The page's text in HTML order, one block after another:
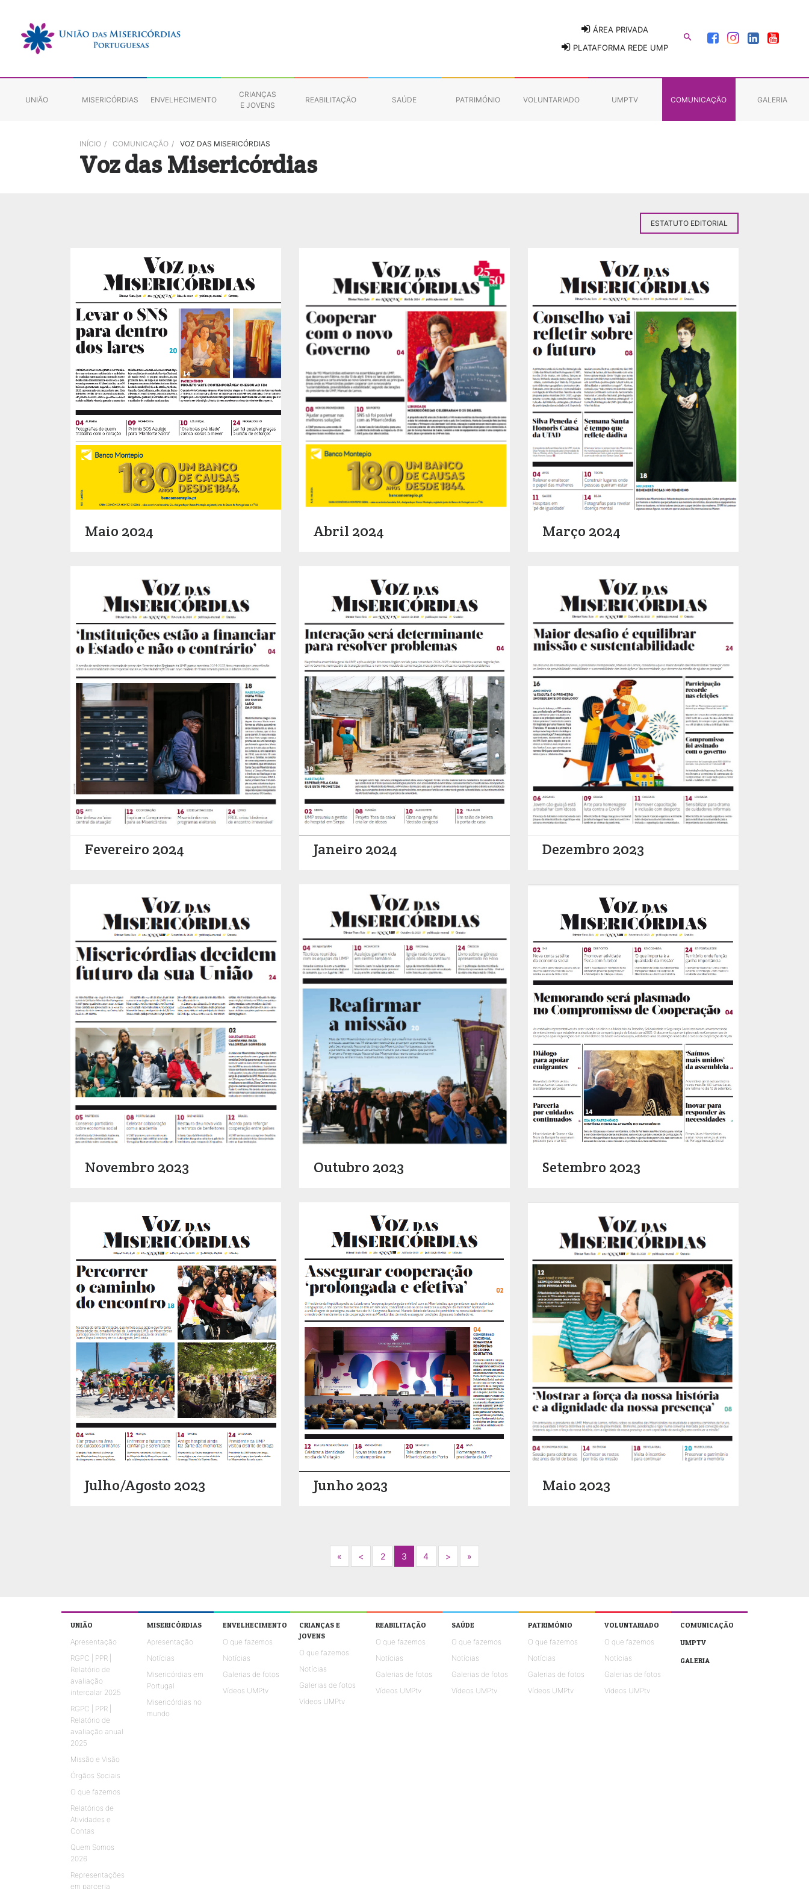
ÁREA PRIVADA
PLATAFORMA REDE UMP

UNIÃO MISERICÓRDIAS ENVELHECIMENTO
CRIANÇAS
E JOVENS
REABILITAÇÃO SAÚDE PATRIMÓNIO VOLUNTARIADO UMPTV COMUNICAÇÃO GALERIA
INÍCIO / COMUNICAÇÃO / VOZ DAS MISERICÓRDIAS
Voz das Misericórdias
ESTATUTO EDITORIAL
Maio 2024 Abril 2024 Março 2024
Fevereiro 2024 Janeiro 2024 Dezembro 2023
Novembro 2023 Outubro 2023 Setembro 2023
Julho/Agosto 2023 Junho 2023 Maio 2023
«Next< Previous
2 3 4 >Next»
UNIÃO
Apresentação
RGPC | PPR |
Relatório de
avaliação
intercalar 2025
RGPC | PPR |
Relatório de
avaliação anual
2025
Missão e Visão
Órgãos Sociais
O que fazemos
Relatórios de
Atividades e
Contas
Quem Somos
2026
Representações
em parceria
MISERICÓRDIAS
Apresentação
Notícias
Misericórdias em
Portugal
Misericórdias no
mundo
ENVELHECIMENTO
O que fazemos
Notícias
Galerias de fotos
Vídeos UMPtv
CRIANÇAS E
JOVENS
O que fazemos
Notícias
Galerias de fotos
Vídeos UMPtv
REABILITAÇÃO
O que fazemos
Notícias
Galerias de fotos
Vídeos UMPtv
SAÚDE
O que fazemos
Notícias
Galerias de fotos
Vídeos UMPtv
PATRIMÓNIO
O que fazemos
Notícias
Galerias de fotos
Vídeos UMPtv
VOLUNTARIADO
O que fazemos
Notícias
Galerias de fotos
Vídeos UMPtv
COMUNICAÇÃO
UMPTV
GALERIA